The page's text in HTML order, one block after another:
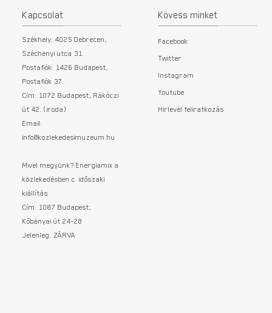
Kapcsolat
Székhely: 4025 Debrecen,
Széchenyi utca 31.
Postafiók: 1426 Budapest,
Postafiók 37.
Cím: 1072 Budapest, Rákóczi
út 42. (iroda)
Email:
info@kozlekedesimuzeum.hu
Mivel megyünk? Energiamix a
közlekedésben c. időszaki
kiállítás
Cím: 1087 Budapest,
Kőbányai út 24-28
Jelenleg: ZÁRVA
Kövess minket
Facebook
Twitter
Instagram
Youtube
Hirlevél feliratkozás